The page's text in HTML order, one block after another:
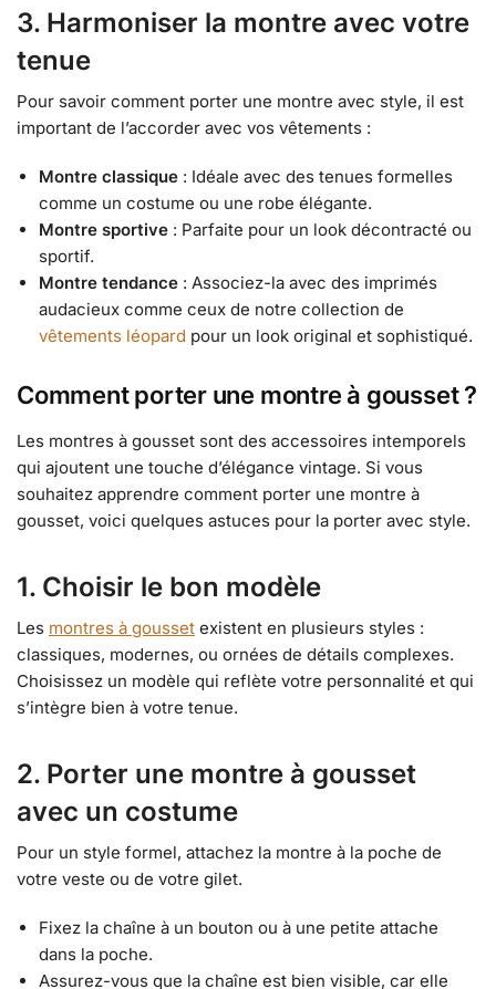
3. Harmoniser la montre avec votre
tenue
Pour savoir comment porter une montre avec style, il est
important de l’accorder avec vos vêtements :
Montre classique : Idéale avec des tenues formelles
comme un costume ou une robe élégante.
Montre sportive : Parfaite pour un look décontracté ou
sportif.
Montre tendance : Associez-la avec des imprimés
audacieux comme ceux de notre collection de
vêtements léopard pour un look original et sophistiqué.
Comment porter une montre à gousset ?
Les montres à gousset sont des accessoires intemporels
qui ajoutent une touche d’élégance vintage. Si vous
souhaitez apprendre comment porter une montre à
gousset, voici quelques astuces pour la porter avec style.
1. Choisir le bon modèle
Les montres à gousset existent en plusieurs styles :
classiques, modernes, ou ornées de détails complexes.
Choisissez un modèle qui reflète votre personnalité et qui
s’intègre bien à votre tenue.
2. Porter une montre à gousset
avec un costume
Pour un style formel, attachez la montre à la poche de
votre veste ou de votre gilet.
Fixez la chaîne à un bouton ou à une petite attache
dans la poche.
Assurez-vous que la chaîne est bien visible, car elle